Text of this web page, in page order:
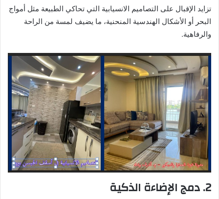
تزايد الإقبال على التصاميم الانسيابية التي تحاكي الطبيعة مثل أمواج
البحر أو الأشكال الهندسية المنحنية، ما يضيف لمسة من الراحة
والرفاهية.
2. دمج الإضاءة الذكية